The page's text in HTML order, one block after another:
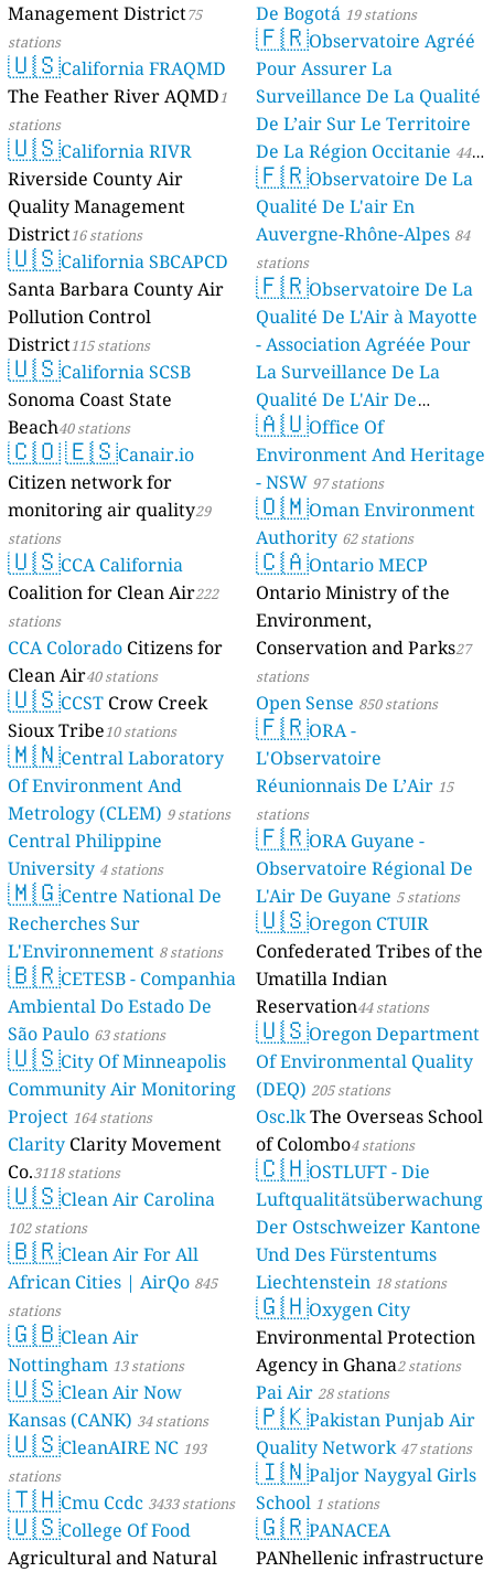
Management District75
stations
🇺🇸California FRAQMD
The Feather River AQMD1
stations
🇺🇸California RIVR
Riverside County Air
Quality Management
District16 stations
🇺🇸California SBCAPCD
Santa Barbara County Air
Pollution Control
District115 stations
🇺🇸California SCSB
Sonoma Coast State
Beach40 stations
🇨🇴🇪🇸Canair.io
Citizen network for
monitoring air quality29
stations
🇺🇸CCA California
Coalition for Clean Air222
stations
CCA Colorado Citizens for
Clean Air40 stations
🇺🇸CCST Crow Creek
Sioux Tribe10 stations
🇲🇳Central Laboratory
Of Environment And
Metrology (CLEM) 9 stations
Central Philippine
University 4 stations
🇲🇬Centre National De
Recherches Sur
L'Environnement 8 stations
🇧🇷CETESB - Companhia
Ambiental Do Estado De
São Paulo 63 stations
🇺🇸City Of Minneapolis
Community Air Monitoring
Project 164 stations
Clarity Clarity Movement
Co.3118 stations
🇺🇸Clean Air Carolina
102 stations
🇧🇷Clean Air For All
African Cities | AirQo 845
stations
🇬🇧Clean Air
Nottingham 13 stations
🇺🇸Clean Air Now
Kansas (CANK) 34 stations
🇺🇸CleanAIRE NC 193
stations
🇹🇭Cmu Ccdc 3433 stations
🇺🇸College Of Food
Agricultural and Natural
De Bogotá 19 stations
🇫🇷Observatoire Agréé
Pour Assurer La
Surveillance De La Qualité
De L’air Sur Le Territoire
De La Région Occitanie 44
stations
🇫🇷Observatoire De La
Qualité De L'air En
Auvergne-Rhône-Alpes 84
stations
🇫🇷Observatoire De La
Qualité De L'Air à Mayotte
- Association Agréée Pour
La Surveillance De La
Qualité De L'Air De
Mayotte 4 stations
🇦🇺Office Of
Environment And Heritage
- NSW 97 stations
🇴🇲Oman Environment
Authority 62 stations
🇨🇦Ontario MECP
Ontario Ministry of the
Environment,
Conservation and Parks27
stations
Open Sense 850 stations
🇫🇷ORA -
L'Observatoire
Réunionnais De L’Air 15
stations
🇫🇷ORA Guyane -
Observatoire Régional De
L'Air De Guyane 5 stations
🇺🇸Oregon CTUIR
Confederated Tribes of the
Umatilla Indian
Reservation44 stations
🇺🇸Oregon Department
Of Environmental Quality
(DEQ) 205 stations
Osc.lkThe Overseas School
of Colombo4 stations
🇨🇭OSTLUFT - Die
Luftqualitätsüberwachung
Der Ostschweizer Kantone
Und Des Fürstentums
Liechtenstein 18 stations
🇬🇭Oxygen City
Environmental Protection
Agency in Ghana2 stations
Pai Air 28 stations
🇵🇰Pakistan Punjab Air
Quality Network 47 stations
🇮🇳Paljor Naygyal Girls
School 1 stations
🇬🇷PANACEA
PANhellenic infrastructure